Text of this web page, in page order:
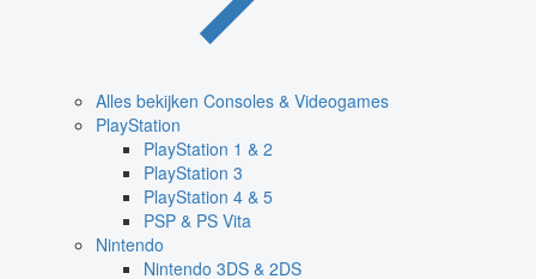
Alles bekijken Consoles & Videogames
PlayStation
PlayStation 1 & 2
PlayStation 3
PlayStation 4 & 5
PSP & PS Vita
Nintendo
Nintendo 3DS & 2DS